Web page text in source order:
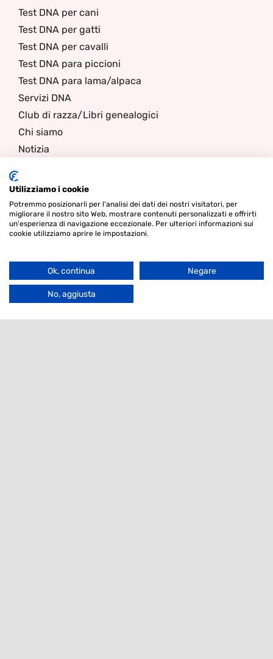
Test DNA per cani
Test DNA per gatti
Test DNA per cavalli
Test DNA para piccioni
Test DNA para lama/alpaca
Servizi DNA
Club di razza/Libri genealogici
Chi siamo
Notizia
Notiziario
Sono interessato a
Utilizziamo i cookie
Potremmo posizionarli per l'analisi dei dati dei nostri visitatori, per
migliorare il nostro sito Web, mostrare contenuti personalizzati e offrirti
un'esperienza di navigazione eccezionale. Per ulteriori informazioni sui
cookie utilizziamo aprire le impostazioni.
Ok, continua Negare
No, aggiusta